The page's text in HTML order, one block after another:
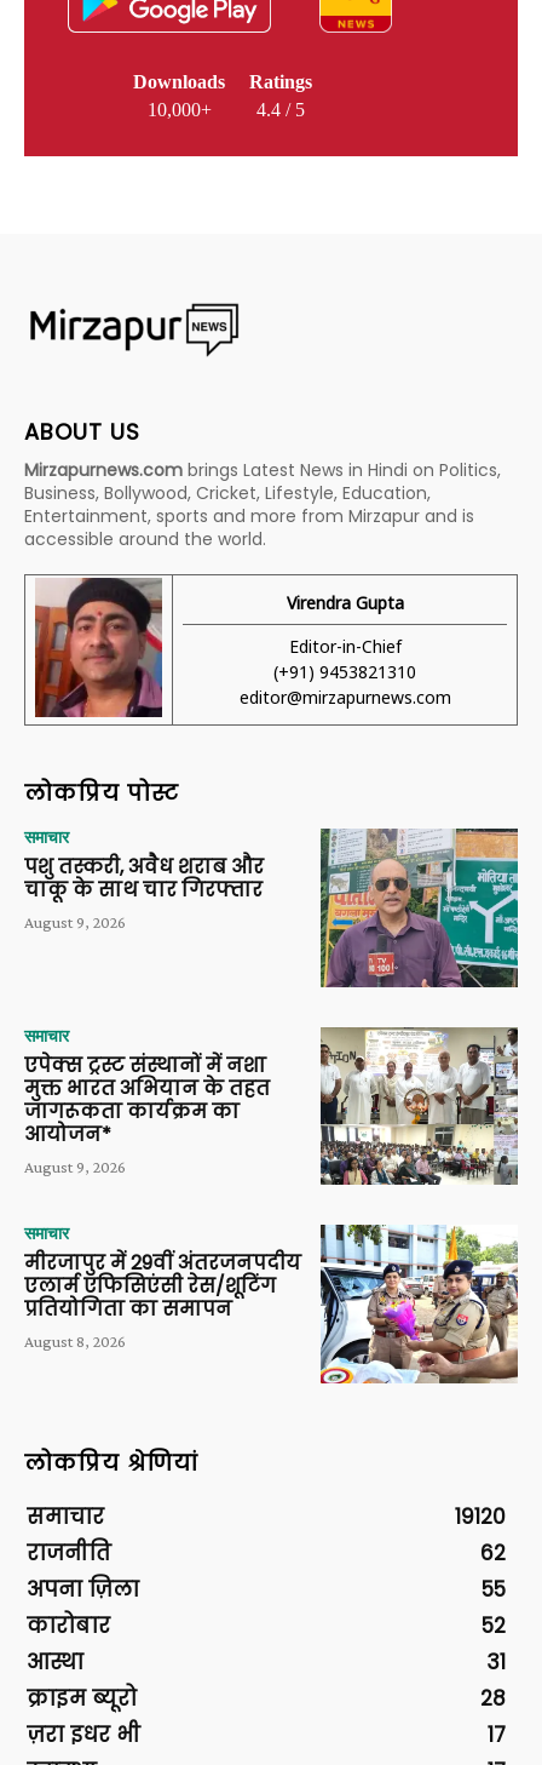
Downloads
10,000+
Ratings
4.4 / 5
ABOUT US
Mirzapurnews.com brings Latest News in Hindi on Politics,
Business, Bollywood, Cricket, Lifestyle, Education,
Entertainment, sports and more from Mirzapur and is
accessible around the world.
Virendra Gupta
Editor-in-Chief
(+91) 9453821310
editor@mirzapurnews.com
लोकप्रिय पोस्ट
समाचार
पशु तस्करी, अवैध शराब और
चाकू के साथ चार गिरफ्तार
August 9, 2026
समाचार
एपेक्स ट्रस्ट संस्थानों में नशा
मुक्त भारत अभियान के तहत
जागरूकता कार्यक्रम का
आयोजन*
August 9, 2026
समाचार
मीरजापुर में 29वीं अंतरजनपदीय
एलार्म एफिसिएंसी रेस/शूटिंग
प्रतियोगिता का समापन
August 8, 2026
लोकप्रिय श्रेणियां
समाचार
19120
राजनीति
62
अपना ज़िला
55
कारोबार
52
आस्था
31
क्राइम ब्यूरो
28
ज़रा इधर भी
17